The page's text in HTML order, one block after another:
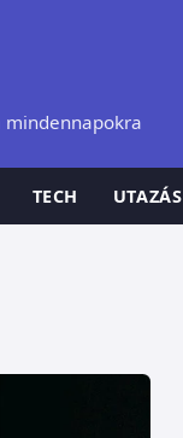
mindennapokra
TECH UTAZÁS